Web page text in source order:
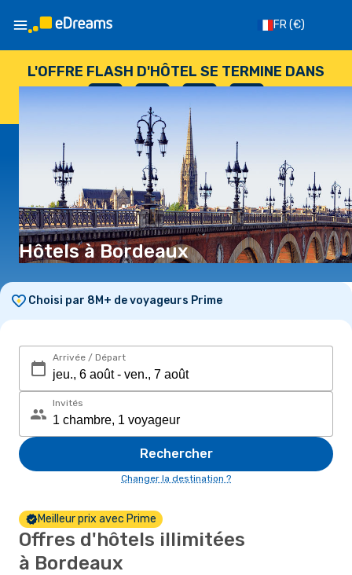
FR(€)
L'OFFRE FLASH D'HÔTEL SE TERMINE DANS
-- : --
HEURES
: --
MINUTES
: --
Hôtels à Bordeaux
Choisi par 8M+ de voyageurs Prime
Arrivée / Départ
Invités
Rechercher
Changer la destination ?
Meilleur prix avec Prime
Offres d'hôtels illimitées
à Bordeaux